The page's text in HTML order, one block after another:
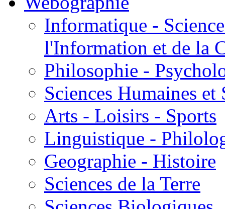
Informatique -
l'Information et de la
Philosophie -
Sciences Humaines et
Arts - Loisirs - Sports
Linguistique -
Geographie - Histoire
Sciences de la Terre